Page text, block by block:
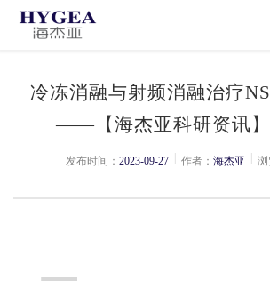
冷冻消融与射频消融治疗
——【海杰亚科研资讯】
发布时间： 2023-09-27 作者： 海杰亚 浏